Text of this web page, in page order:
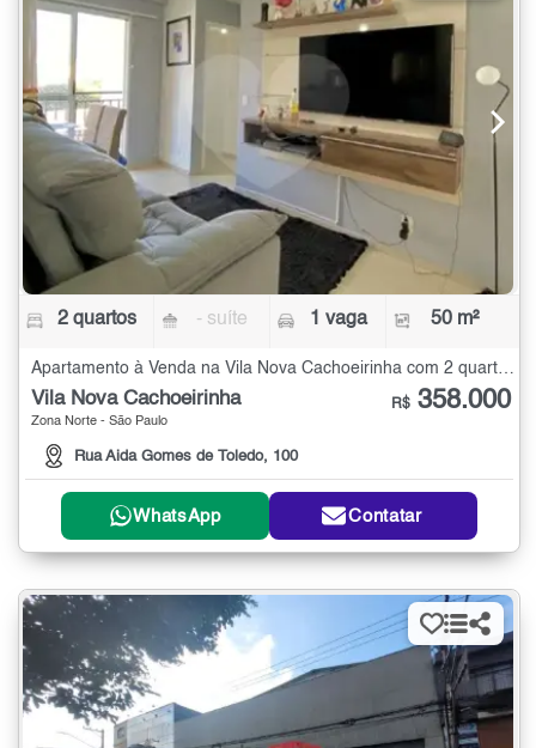
2 quartos - suíte 1 vaga 50 m²
Apartamento à Venda na Vila Nova Cachoeirinha com 2 quartos - 50 m²
Vila Nova Cachoeirinha
Zona Norte - São Paulo
Rua Aida Gomes de Toledo, 100
R$ 358.000
WhatsApp Contatar